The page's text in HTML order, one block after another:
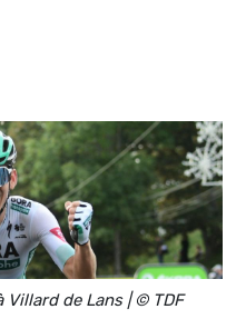
Villard de Lans | © TDF